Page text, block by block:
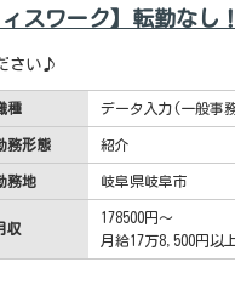
スワーク】転勤なし！
さい♪
種 データ入力(一般事
務形態 紹介
務地 岐阜県岐阜市
収
178500円～
月給17万8,500円以